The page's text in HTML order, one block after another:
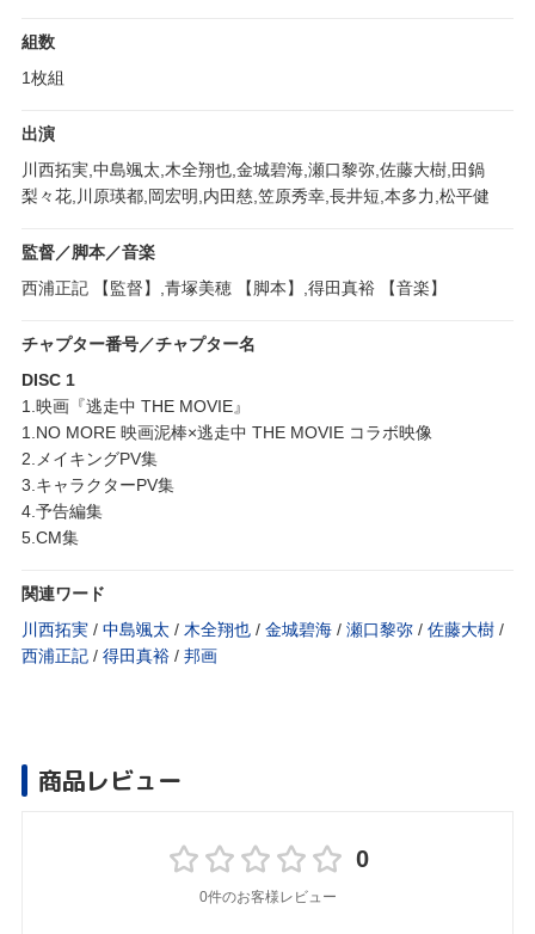
組数
1枚組
出演
川西拓実,中島颯太,木全翔也,金城碧海,瀬口黎弥,佐藤大樹,田鍋
梨々花,川原瑛都,岡宏明,内田慈,笠原秀幸,長井短,本多力,松平健
監督／脚本／音楽
西浦正記 【監督】,青塚美穂 【脚本】,得田真裕 【音楽】
チャプター番号／チャプター名
DISC 1
1.映画『逃走中 THE MOVIE』
1.NO MORE 映画泥棒×逃走中 THE MOVIE コラボ映像
2.メイキングPV集
3.キャラクターPV集
4.予告編集
5.CM集
関連ワード
川西拓実 / 中島颯太 / 木全翔也 / 金城碧海 / 瀬口黎弥 / 佐藤大樹 /
西浦正記 / 得田真裕 / 邦画
商品レビュー
0
0件のお客様レビュー